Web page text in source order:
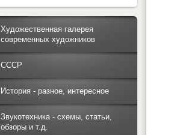
Художественная галерея
современных художников
СССР
История - разное, интересное
Звукотехника - схемы, статьи,
обзоры и т.д.